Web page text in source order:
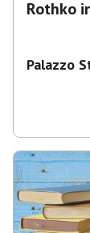
Rothko
Palazzo